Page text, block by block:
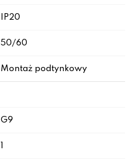
IP20
50/60
Montaż podtynkowy
G9